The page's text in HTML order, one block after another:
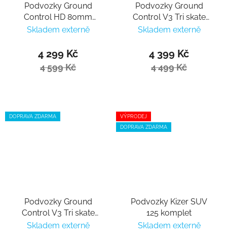
Podvozky Ground
Control HD 80mm
Psych black komplet
Skladem externě
4 299 Kč
4 599 Kč
Podvozky Ground
Control V3 Tri skate
frame 3x125mm - blue
Skladem externě
4 399 Kč
4 499 Kč
DOPRAVA ZDARMA
Podvozky Ground
Control V3 Tri skate
frame 3x125mm - red
Skladem externě
VÝPRODEJ
DOPRAVA ZDARMA
Podvozky Kizer SUV
125 komplet
Skladem externě